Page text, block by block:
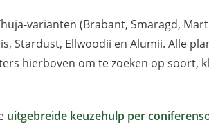
varianten (Brabant, Smaragd,
Stardust, Ellwoodii en Alumii. Alle
hierboven om te zoeken op soort,
uitgebreide keuzehulp per